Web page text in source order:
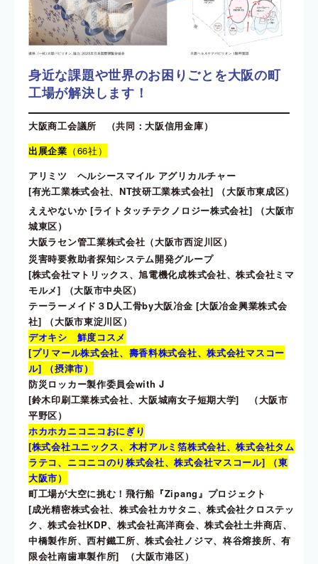
身近な課題や世界のお困りごとを大阪の町
工場が解決します！
大阪商工会議所 （共同：大阪信用金庫）
出展企業 （66社）
アリミツ ヘルシースマイル アグリカルチャー
[有光工業株式会社、NT技研工業株式会社] （大阪市東成区）
ええやないか [ライトタッチテクノロジー株式会社] （大阪市
城東区）
大阪ラセン管工業株式会社（大阪市西淀川区）
災害時要救助者探知システム開発グループ
[株式会社マトリックス、旭電機化成株式会社、株式会社ミマ
モルメ] （大阪市中央区）
テーラーメイド３D人工骨by大阪冶金 [大阪冶金興業株式会
社] （大阪市東淀川区）
デオキシ 鮮度コスメ
[プリマール株式会社、壽香料株式会社、株式会社マスコー
ル] （摂津市）
防災ロッカー製作委員会with J
[鈴木印刷工業株式会社、大阪城南女子短期大学] （大阪市
平野区）
ホカホカニコニコおにぎり
[株式会社ユニックス、木村アルミ箔株式会社、株式会社タム
ラテコ、ニコニコのり株式会社、株式会社マスコール] （東
大阪市）
町工場が大空に挑む！飛行船『Zipang』プロジェクト
[成光精密株式会社、株式会社カサタニ、株式会社クロステッ
ク、株式会社KDP、株式会社高洋商会、株式会社土井商店、
中橋製作所、西村鐵工所、株式会社ノジマ、柊谷熔接所、有
限会社南歯車製作所] （大阪市港区）